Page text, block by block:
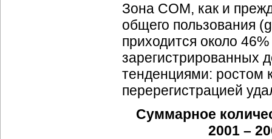
Зона COM, как и
общего пользования
приходится около
зарегистрированных
тенденциями: ростом
перерегистрацией
Суммарное
2001 –